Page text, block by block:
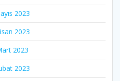
2023
2023
2023
2023